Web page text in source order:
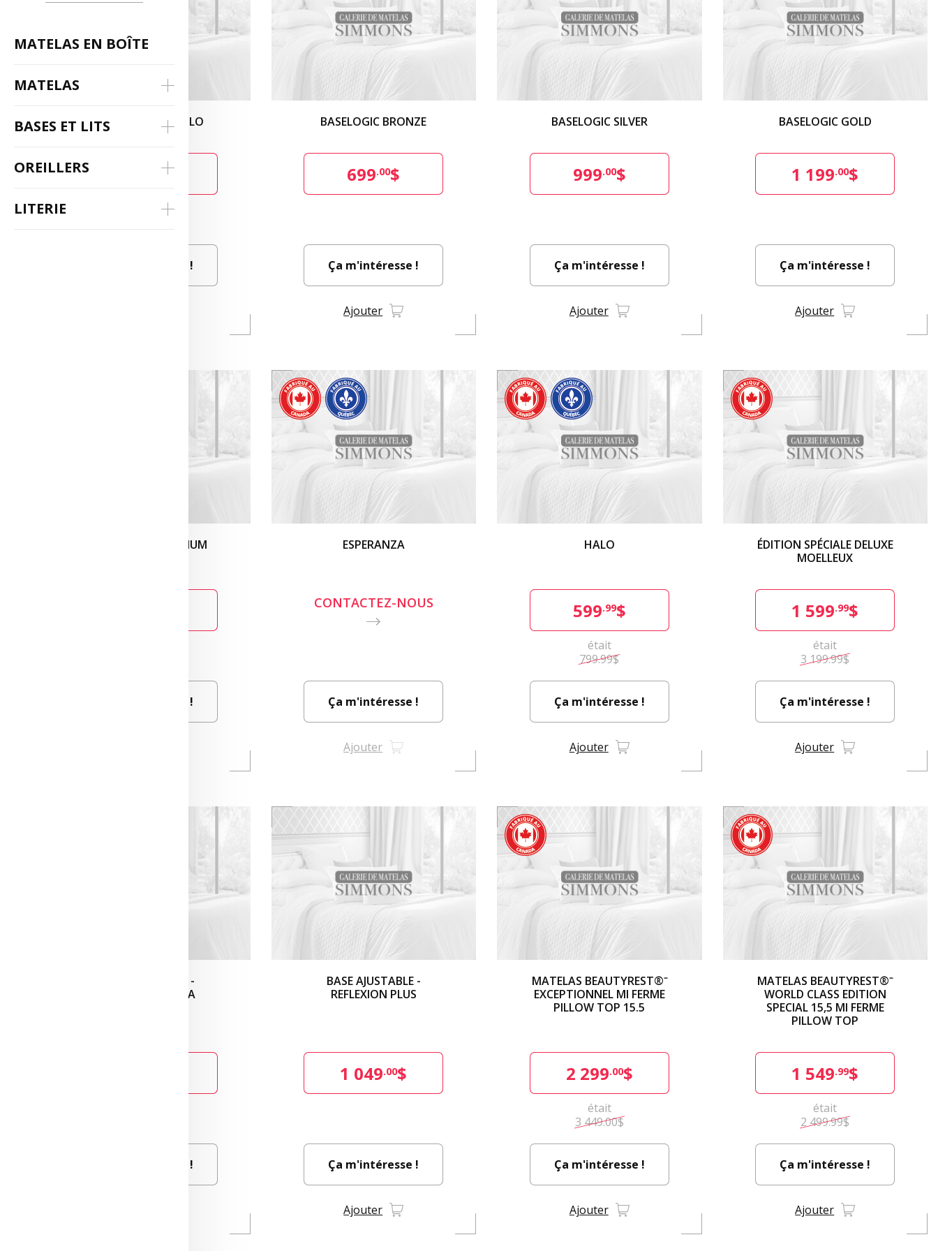
MATELAS EN BOÎTE
MATELAS
BASES ET LITS
OREILLERS
LITERIE
PRO PLATFORM SILO
.99$
Ça m'intéresse !
BASELOGIC BRONZE
699.00$
Ça m'intéresse !
Ajouter
BASELOGIC SILVER
999.00$
Ça m'intéresse !
Ajouter
BASELOGIC GOLD
1 199.00$
Ça m'intéresse !
Ajouter
BASELOGIC PLATINUM
Ça m'intéresse !
ESPERANZA
CONTACTEZ-NOUS
Ça m'intéresse !
Ajouter
HALO
599.99$
était
799.99$
Ça m'intéresse !
Ajouter
ÉDITION SPÉCIALE DELUXE
MOELLEUX
1 599.99$
était
3 199.99$
Ça m'intéresse !
Ajouter
BASE AJUSTABLE -
REFLEXION ULTRA
Ça m'intéresse !
BASE AJUSTABLE -
REFLEXION PLUS
1 049.00$
Ça m'intéresse !
Ajouter
MATELAS BEAUTYREST®⁻
EXCEPTIONNEL MI FERME
PILLOW TOP 15.5
2 299.00$
était
3 449.00$
Ça m'intéresse !
Ajouter
MATELAS BEAUTYREST®⁻
WORLD CLASS EDITION
SPECIAL 15,5 MI FERME
PILLOW TOP
1 549.99$
était
2 499.99$
Ça m'intéresse !
Ajouter